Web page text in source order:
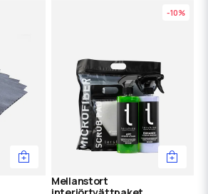
Mellanstort
-10%